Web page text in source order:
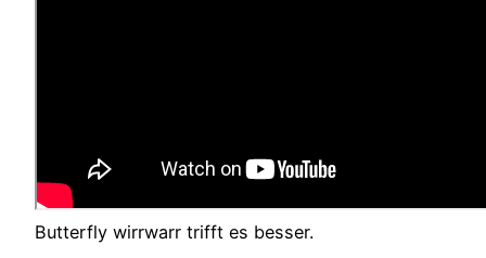
Butterfly wirrwarr trifft es besser.